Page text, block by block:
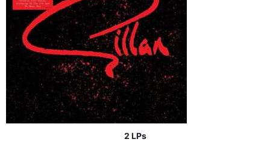
2 LPs